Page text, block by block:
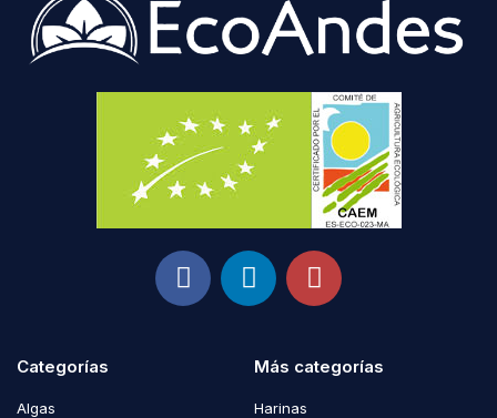
Categorías
Algas
Más categorías
Harinas